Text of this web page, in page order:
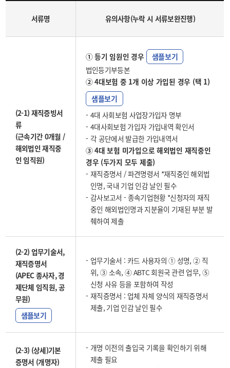
서류명 유의사항(누락 시 서류보완진행)
(2-1) 재직증빙서
류
(근속기간 0개월 /
해외법인 재직중
인 임직원)
① 등기 임원인 경우
샘플보기
법인등기부등본
② 4대보험 중 1개 이상 가입된 경우 (택 1)
샘플보기
4대 사회보험 사업장가입자 명부
4대사회보험 가입자 가입내역 확인서
각 공단에서 발급한 가입내역서
③ 4대 보험 미가입으로 해외법인 재직중인
경우 (두가지 모두 제출)
재직증명서 / 파견명령서 *재직중인 해외법
인명, 국내 기업 인감 날인 필수
감사보고서 - 종속기업현황 *신청자의 재직
중인 해외법인명과 지분율이 기재된 부분 발
췌하여 제출
(2-2) 업무기술서,
재직증명서
(APEC 종사자, 경
제단체 임직원, 공
무원)
샘플보기
업무기술서 : 카드 사용자의 ① 성명, ② 직
위, ③ 소속, ④ ABTC 회원국 관련 업무, ⑤
신청 사유 등을 포함하여 작성
재직증명서 : 업체 자체 양식의 재직증명서
제출, 기업 인감 날인 필수
(2-3) (상세)기본
증명서 (개명자)
개명 이전의 출입국 기록을 확인하기 위해
제출 필요